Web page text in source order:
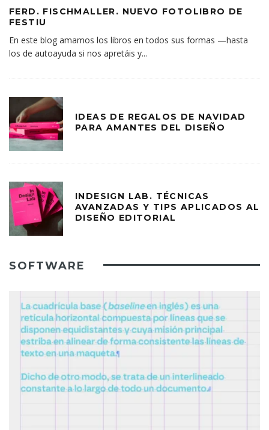
FERD. FISCHMALLER. NUEVO FOTOLIBRO DE
FESTIU
En este blog amamos los libros en todos sus formas —hasta
los de autoayuda si nos apretáis y...
IDEAS DE REGALOS DE NAVIDAD
PARA AMANTES DEL DISEÑO
INDESIGN LAB. TÉCNICAS
AVANZADAS Y TIPS APLICADOS AL
DISEÑO EDITORIAL
SOFTWARE